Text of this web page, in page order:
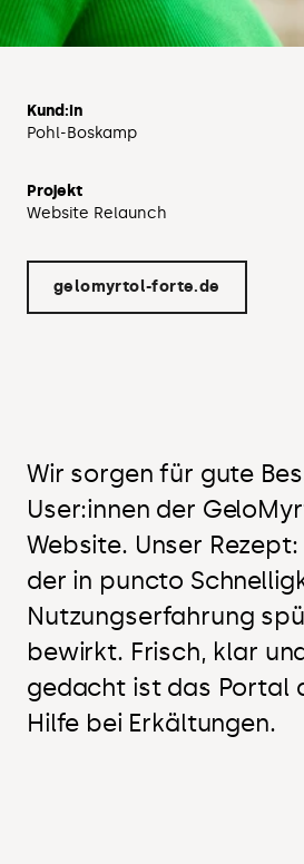
Kund:in
Pohl-Boskamp
Projekt
Website Relaunch
gelomyrtol-forte.de
Wir sorgen für gute
User:innen der
Website. Unser Rezept:
der in puncto
Nutzungserfahrung
bewirkt. Frisch, klar
gedacht ist das Portal
Hilfe bei Erkältungen.